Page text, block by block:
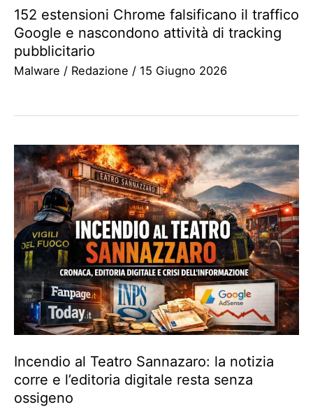
152 estensioni Chrome falsificano il traffico
Google e nascondono attività di tracking
pubblicitario
Malware / Redazione / 15 Giugno 2026
Incendio al Teatro Sannazaro: la notizia
corre e l’editoria digitale resta senza
ossigeno